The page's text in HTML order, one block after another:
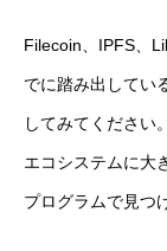
Filecoin、IPFS、
でに踏み出してい
してみてください
エコシステムに大
プログラムで見つ